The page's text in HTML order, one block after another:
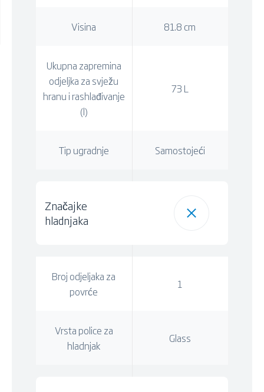
Visina 81.8 cm
Ukupna zapremina
odjeljka za svježu
hranu i rashlađivanje
(l)
73 L
Tip ugradnje Samostojeći
Značajke
hladnjaka
Broj odjeljaka za
povrće
1
Vrsta police za
hladnjak
Glass